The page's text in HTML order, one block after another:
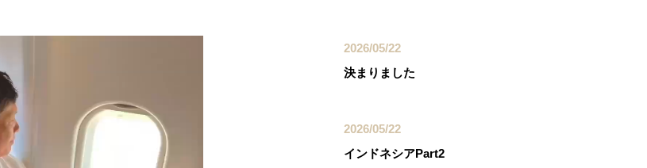
2026/05/22
決まりました
2026/05/22
インドネシアPart2